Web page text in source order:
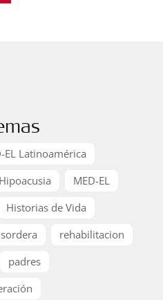
EL Latinoamérica
Hipoacusia
MED-EL
Historias de Vida
sordera
rehabilitacion
padres